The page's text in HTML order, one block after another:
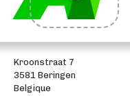
Kroonstraat 7
3581 Beringen
Belgique